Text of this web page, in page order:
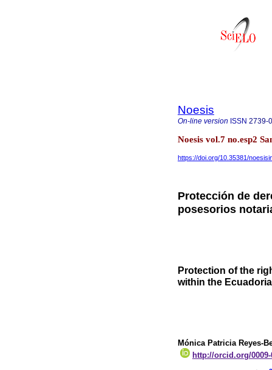
Noesis
On-line version ISSN 2739-
Noesis vol.7 no.esp2
https://doi.org/10.35381/
Protección de
posesorios
Protection of the
within the
Mónica Patricia Reyes-
http://orcid.org/0009-